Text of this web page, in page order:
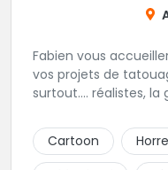
Fabien vous
vos projets de
surtout.... réalistes,
Cartoon